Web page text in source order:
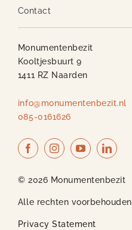
Contact
Monumentenbezit
Kooltjesbuurt 9
1411 RZ Naarden
info@monumentenbezit.nl
085-0161626
© 2026 Monumentenbezit
Alle rechten voorbehouden
Privacy Statement